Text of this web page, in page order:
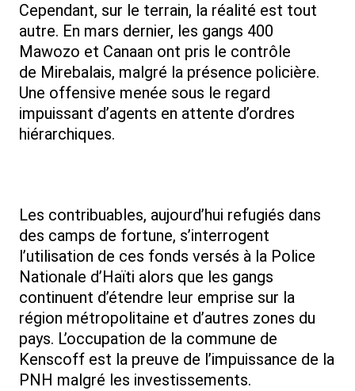
Cependant, sur le terrain, la réalité est tout
autre. En mars dernier, les gangs 400
Mawozo et Canaan ont pris le contrôle
de Mirebalais, malgré la présence policière.
Une offensive menée sous le regard
impuissant d’agents en attente d’ordres
hiérarchiques.
Les contribuables, aujourd’hui refugiés dans
des camps de fortune, s’interrogent
l’utilisation de ces fonds versés à la Police
Nationale d’Haïti alors que les gangs
continuent d’étendre leur emprise sur la
région métropolitaine et d’autres zones du
pays. L’occupation de la commune de
Kenscoff est la preuve de l’impuissance de la
PNH malgré les investissements.